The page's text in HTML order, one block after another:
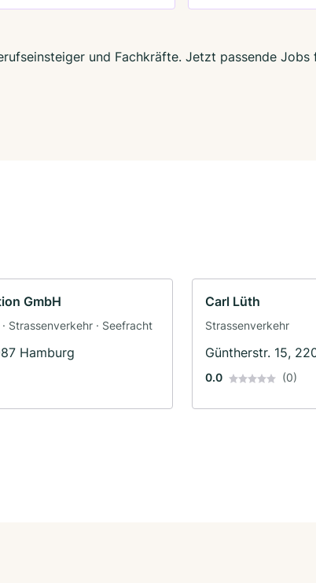
und Fachkräfte. Jetzt passende
GmbH
Strassenverkehr · Seefracht
Hamburg
Carl Lüth
Strassenverkehr
Güntherstr. 15,
0.0 (0)